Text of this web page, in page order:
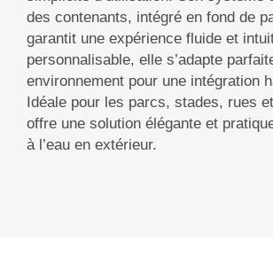
des contenants, intégré en fond de
garantit une expérience fluide et
personnalisable, elle s’adapte
environnement pour une intégration
Idéale pour les parcs, stades, rues
offre une solution élégante et
à l’eau en extérieur.